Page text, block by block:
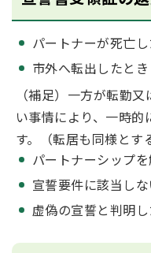
パートナーが死亡
市外へ転出したとき
（補足）一方が転勤
い事情により、一時
す。（転居も同様とす
パートナーシップ
宣誓要件に該当し
虚偽の宣誓と判明